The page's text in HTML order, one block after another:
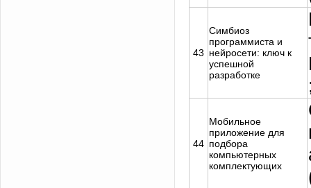
43
Симбиоз
программиста и
нейросети: ключ к
успешной
разработке
44
Мобильное
приложение для
подбора
компьютерных
комплектующих